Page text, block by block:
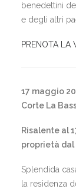
benedettini
e degli altri
PRENOTA LA
17 maggio
Corte La
Risalente al
proprietà dal
Splendida
la residenza